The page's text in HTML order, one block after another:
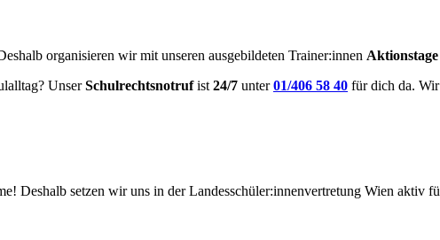
organisieren wir mit unseren ausgebildeten Trainer:innen Aktionstage
UnserSchulrechtsnotrufist24/7 unter01/406 58 40 für dich da.
Deshalb setzen wir uns in der Landesschüler:innenvertretung Wien